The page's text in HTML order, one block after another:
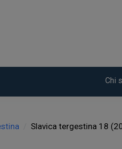
Chi
Slavica tergestina 18